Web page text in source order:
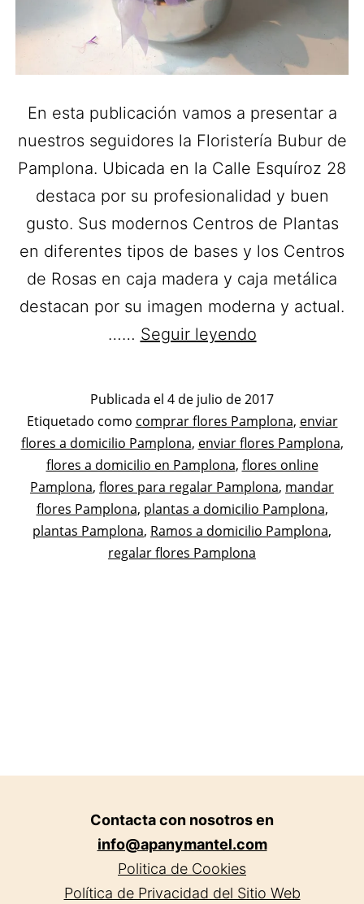
En esta publicación vamos a presentar a
nuestros seguidores la Floristería Bubur de
Pamplona. Ubicada en la Calle Esquíroz 28
destaca por su profesionalidad y buen
gusto. Sus modernos Centros de Plantas
en diferentes tipos de bases y los Centros
de Rosas en caja madera y caja metálica
destacan por su imagen moderna y actual.
…… Seguir leyendoFloristería
a
domicilio
en
Pamplona.
Publicada el 4 de julio de 2017
Categorizado
como
Flores
Etiquetado como comprar flores Pamplona, enviar
flores a domicilio Pamplona, enviar flores Pamplona,
flores a domicilio en Pamplona, flores online
Pamplona, flores para regalar Pamplona, mandar
flores Pamplona, plantas a domicilio Pamplona,
plantas Pamplona, Ramos a domicilio Pamplona,
regalar flores Pamplona
Contacta con nosotros en
info@apanymantel.com
Politica de Cookies
Política de Privacidad del Sitio Web